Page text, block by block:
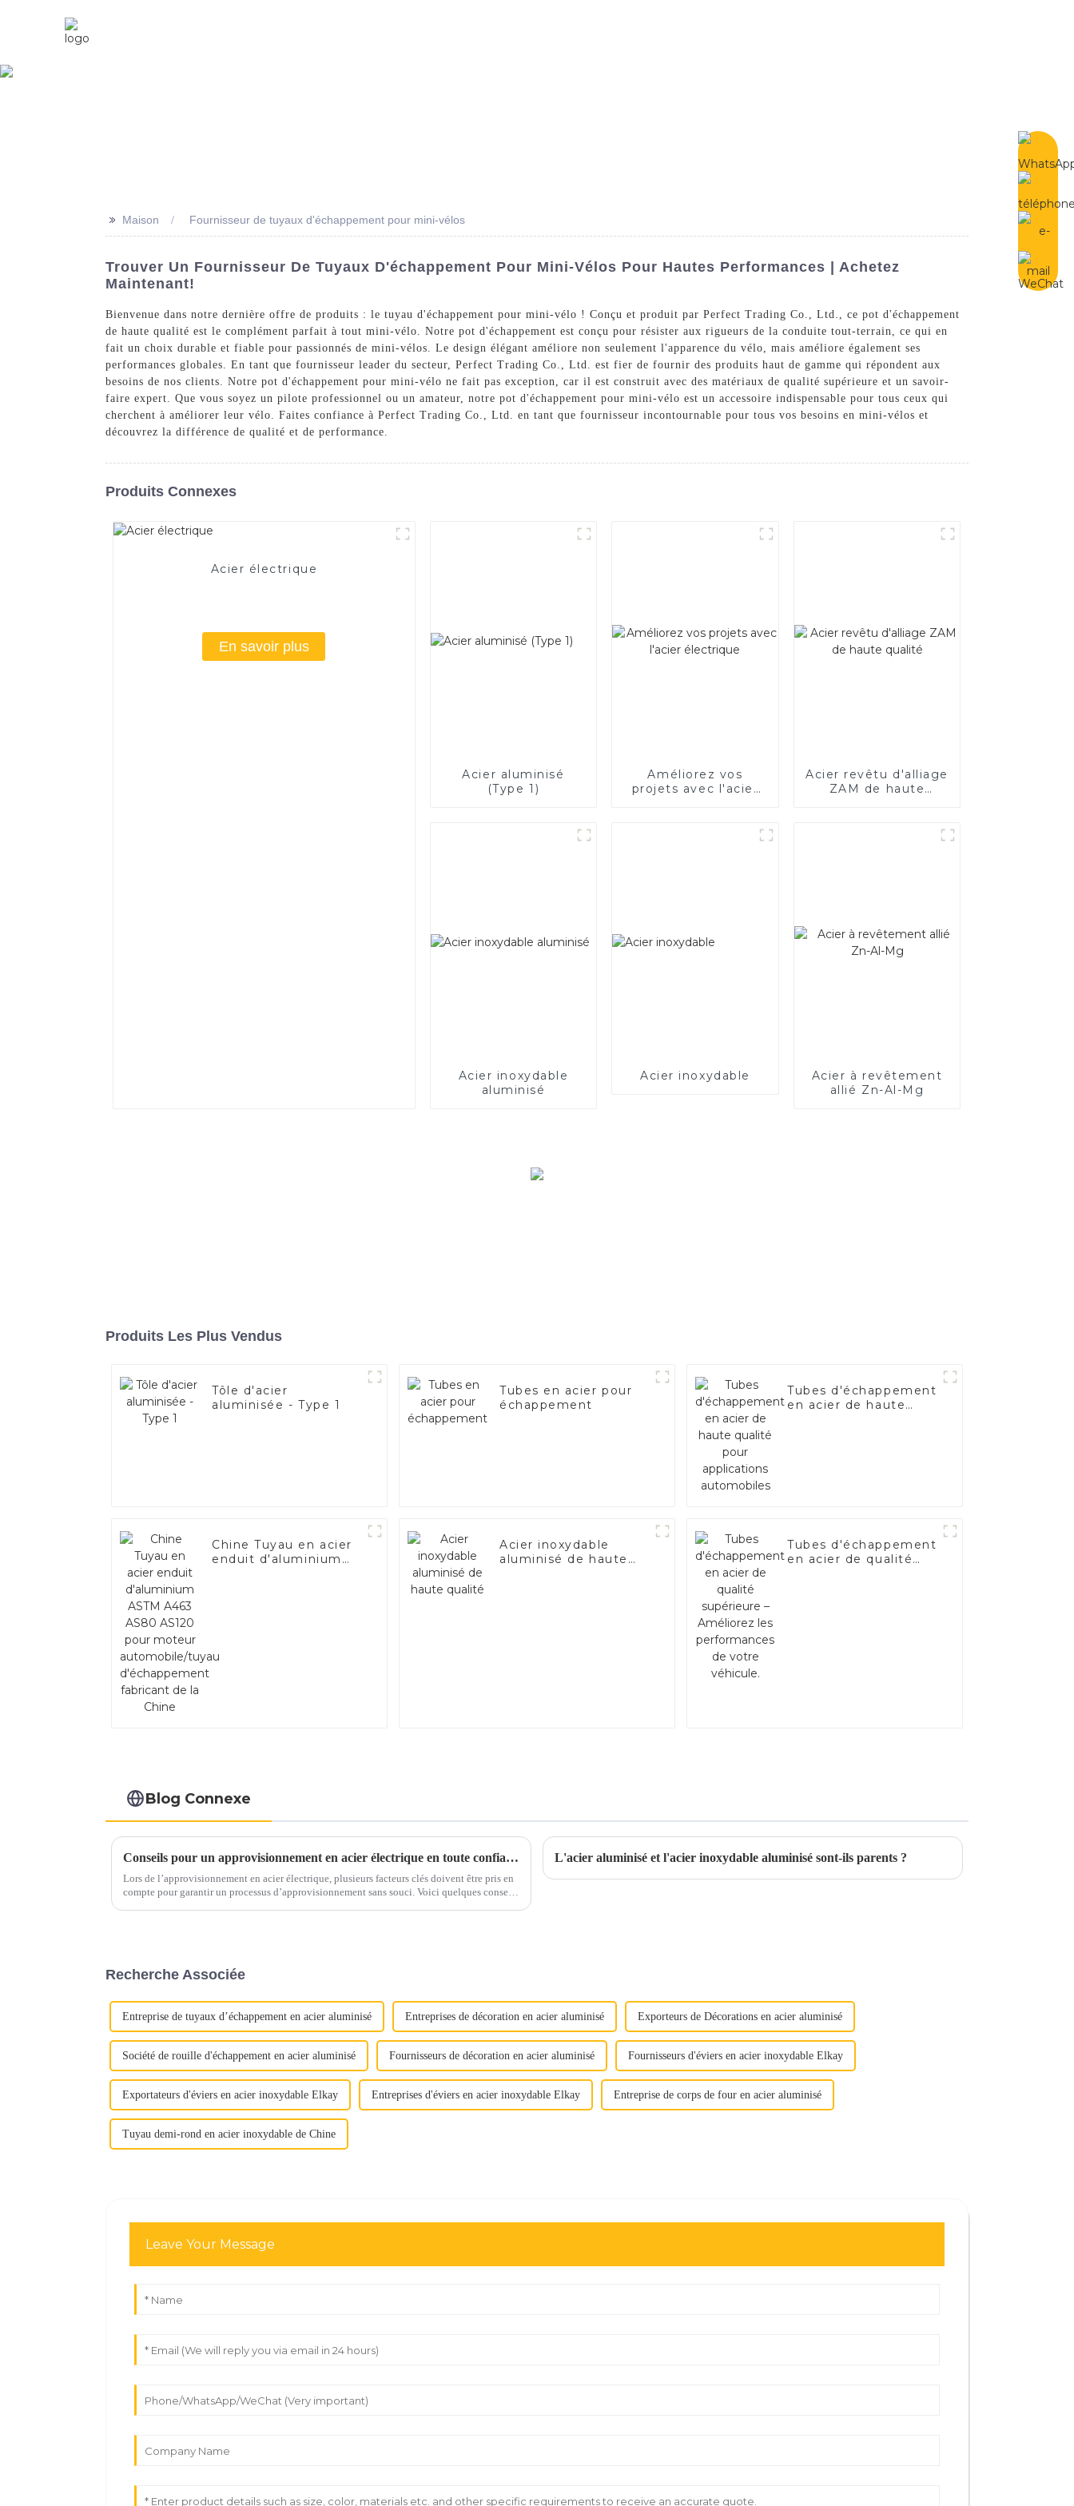
>> Maison Fournisseur de tuyaux d'échappement pour mini-vélos
Trouver Un Fournisseur De Tuyaux D'échappement Pour Mini-Vélos Pour Hautes Performances | Achetez
Maintenant!
Bienvenue dans notre dernière offre de produits : le tuyau d'échappement pour mini-vélo ! Conçu et produit par Perfect Trading Co., Ltd., ce pot d'échappement
de haute qualité est le complément parfait à tout mini-vélo. Notre pot d'échappement est conçu pour résister aux rigueurs de la conduite tout-terrain, ce qui en
fait un choix durable et fiable pour passionnés de mini-vélos. Le design élégant améliore non seulement l'apparence du vélo, mais améliore également ses
performances globales. En tant que fournisseur leader du secteur, Perfect Trading Co., Ltd. est fier de fournir des produits haut de gamme qui répondent aux
besoins de nos clients. Notre pot d'échappement pour mini-vélo ne fait pas exception, car il est construit avec des matériaux de qualité supérieure et un savoir-
faire expert. Que vous soyez un pilote professionnel ou un amateur, notre pot d'échappement pour mini-vélo est un accessoire indispensable pour tous ceux qui
cherchent à améliorer leur vélo. Faites confiance à Perfect Trading Co., Ltd. en tant que fournisseur incontournable pour tous vos besoins en mini-vélos et
découvrez la différence de qualité et de performance.
Produits Connexes
Acier électrique
En savoir plus
Acier aluminisé
(Type 1)
Améliorez vos
projets avec l'acier
Acier revêtu d'alliage
ZAM de haute
Acier inoxydable
aluminisé
Acier inoxydable
Acier à revêtement
allié Zn-Al-Mg
Produits Les Plus Vendus
Tôle d'acier
aluminisée - Type 1
Tubes en acier pour
échappement
Tubes d'échappement
en acier de haute
Chine Tuyau en acier
enduit d'aluminium
Acier inoxydable
aluminisé de haute
Tubes d'échappement
en acier de qualité
Blog Connexe
Conseils pour un approvisionnement en acier électrique en toute confiance
Lors de l’approvisionnement en acier électrique, plusieurs facteurs clés doivent être pris en
compte pour garantir un processus d’approvisionnement sans souci. Voici quelques conseils
L'acier aluminisé et l'acier inoxydable aluminisé sont-ils parents ?
Recherche Associée
Entreprise de tuyaux d’échappement en acier aluminisé Entreprises de décoration en acier aluminisé Exporteurs de Décorations en acier aluminisé
Société de rouille d'échappement en acier aluminisé Fournisseurs de décoration en acier aluminisé Fournisseurs d'éviers en acier inoxydable Elkay
Exportateurs d'éviers en acier inoxydable Elkay Entreprises d'éviers en acier inoxydable Elkay Entreprise de corps de four en acier aluminisé
Tuyau demi-rond en acier inoxydable de Chine
Leave Your Message